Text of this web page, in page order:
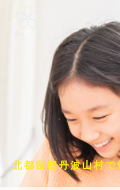
北都留郡丹波山村